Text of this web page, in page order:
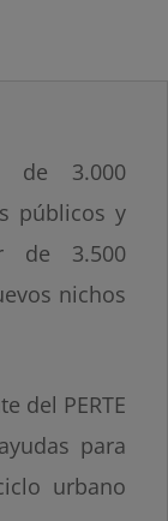
de 3.000
públicos y
de 3.500
nichos
del PERTE
para
urbano